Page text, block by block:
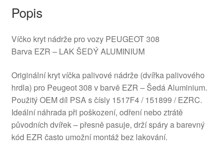
Popis
Víčko kryt nádrže pro vozy PEUGEOT 308
Barva EZR – LAK ŠEDÝ ALUMINIUM
Originální kryt víčka palivové nádrže (dvířka palivového
hrdla) pro Peugeot 308 v barvě EZR – Šedá Aluminium.
Použitý OEM díl PSA s čísly 1517F4 / 151899 / EZRC.
Ideální náhrada při poškození, odření nebo ztrátě
původních dvířek – přesně pasuje, drží spáry a barevný
kód EZR často umožní montáž bez lakování.